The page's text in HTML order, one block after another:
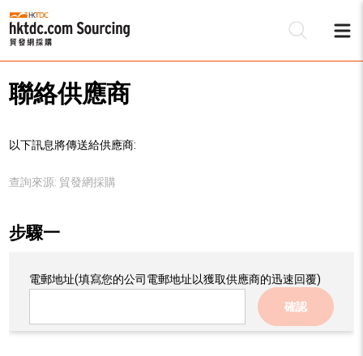
聯絡供應商
以下訊息將傳送給供應商:
查詢來源: 貿發網採購
步驟一
電郵地址(填寫您的公司電郵地址以獲取供應商的迅速回覆)
確認